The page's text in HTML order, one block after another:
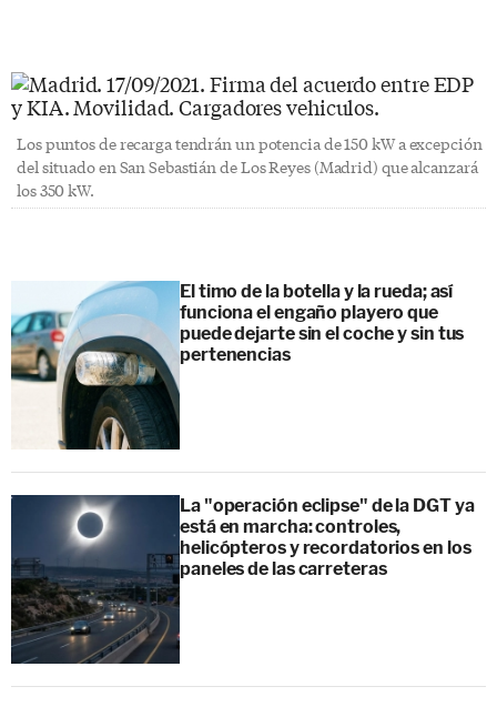
Los puntos de recarga tendrán un potencia de 150 kW a excepción
del situado en San Sebastián de Los Reyes (Madrid) que alcanzará
los 350 kW.
El timo de la botella y la rueda; así
funciona el engaño playero que
puede dejarte sin el coche y sin tus
pertenencias
La "operación eclipse" de la DGT ya
está en marcha: controles,
helicópteros y recordatorios en los
paneles de las carreteras